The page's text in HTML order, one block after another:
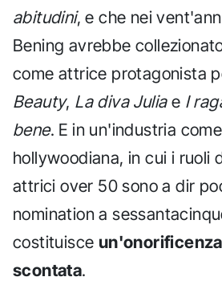
abitudini, e che nei
Bening avrebbe
come attrice protagonista
Beauty, La diva Juliae I
bene. E in un'industria
hollywoodiana, in cui i ruoli
attrici over 50 sono a dir
nomination a
costituisce
scontata.